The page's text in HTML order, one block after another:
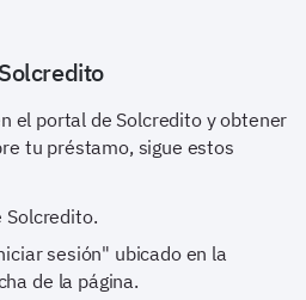
el portal de Solcredito y obtener
tu préstamo, sigue estos
Solcredito.
de la página.